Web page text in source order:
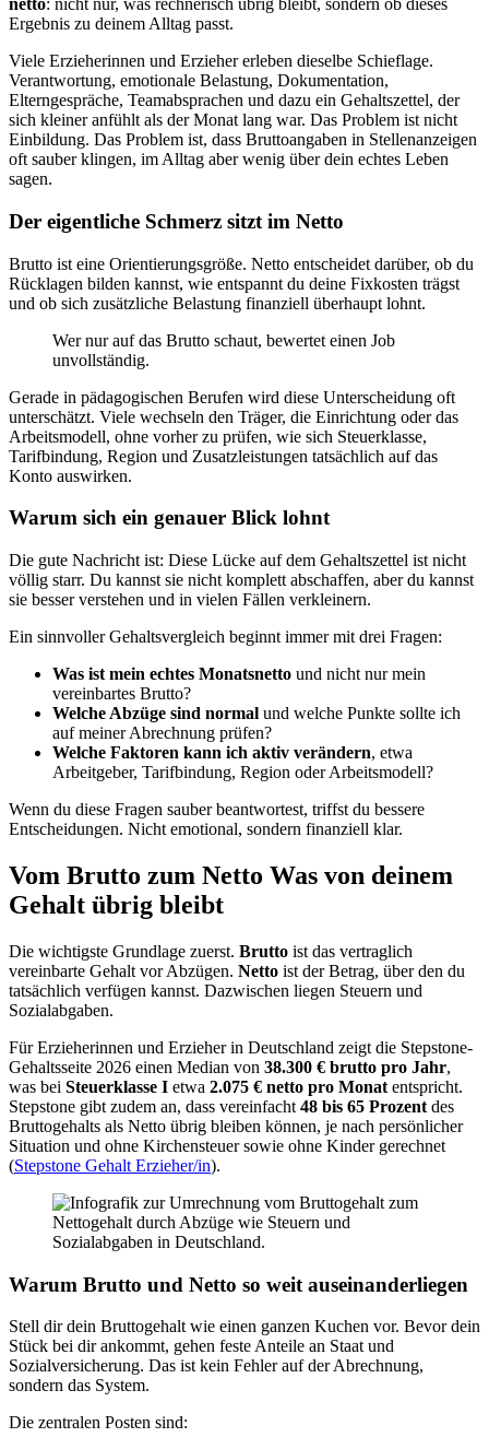
netto: nicht nur, was rechnerisch übrig bleibt, sondern ob dieses
Ergebnis zu deinem Alltag passt.
Viele Erzieherinnen und Erzieher erleben dieselbe Schieflage.
Verantwortung, emotionale Belastung, Dokumentation,
Elterngespräche, Teamabsprachen und dazu ein Gehaltszettel, der
sich kleiner anfühlt als der Monat lang war. Das Problem ist nicht
Einbildung. Das Problem ist, dass Bruttoangaben in Stellenanzeigen
oft sauber klingen, im Alltag aber wenig über dein echtes Leben
sagen.
Der eigentliche Schmerz sitzt im Netto
Brutto ist eine Orientierungsgröße. Netto entscheidet darüber, ob du
Rücklagen bilden kannst, wie entspannt du deine Fixkosten trägst
und ob sich zusätzliche Belastung finanziell überhaupt lohnt.
Wer nur auf das Brutto schaut, bewertet einen Job
unvollständig.
Gerade in pädagogischen Berufen wird diese Unterscheidung oft
unterschätzt. Viele wechseln den Träger, die Einrichtung oder das
Arbeitsmodell, ohne vorher zu prüfen, wie sich Steuerklasse,
Tarifbindung, Region und Zusatzleistungen tatsächlich auf das
Konto auswirken.
Warum sich ein genauer Blick lohnt
Die gute Nachricht ist: Diese Lücke auf dem Gehaltszettel ist nicht
völlig starr. Du kannst sie nicht komplett abschaffen, aber du kannst
sie besser verstehen und in vielen Fällen verkleinern.
Ein sinnvoller Gehaltsvergleich beginnt immer mit drei Fragen:
Was ist mein echtes Monatsnetto und nicht nur mein
vereinbartes Brutto?
Welche Abzüge sind normal und welche Punkte sollte ich
auf meiner Abrechnung prüfen?
Welche Faktoren kann ich aktiv verändern, etwa
Arbeitgeber, Tarifbindung, Region oder Arbeitsmodell?
Wenn du diese Fragen sauber beantwortest, triffst du bessere
Entscheidungen. Nicht emotional, sondern finanziell klar.
Vom Brutto zum Netto Was von deinem
Gehalt übrig bleibt
Die wichtigste Grundlage zuerst. Brutto ist das vertraglich
vereinbarte Gehalt vor Abzügen. Netto ist der Betrag, über den du
tatsächlich verfügen kannst. Dazwischen liegen Steuern und
Sozialabgaben.
Für Erzieherinnen und Erzieher in Deutschland zeigt die Stepstone-
Gehaltsseite 2026 einen Median von 38.300 € brutto pro Jahr,
was bei Steuerklasse I etwa 2.075 € netto pro Monat entspricht.
Stepstone gibt zudem an, dass vereinfacht 48 bis 65 Prozent des
Bruttogehalts als Netto übrig bleiben können, je nach persönlicher
Situation und ohne Kirchensteuer sowie ohne Kinder gerechnet
(Stepstone Gehalt Erzieher/in).
Warum Brutto und Netto so weit auseinanderliegen
Stell dir dein Bruttogehalt wie einen ganzen Kuchen vor. Bevor dein
Stück bei dir ankommt, gehen feste Anteile an Staat und
Sozialversicherung. Das ist kein Fehler auf der Abrechnung,
sondern das System.
Die zentralen Posten sind: